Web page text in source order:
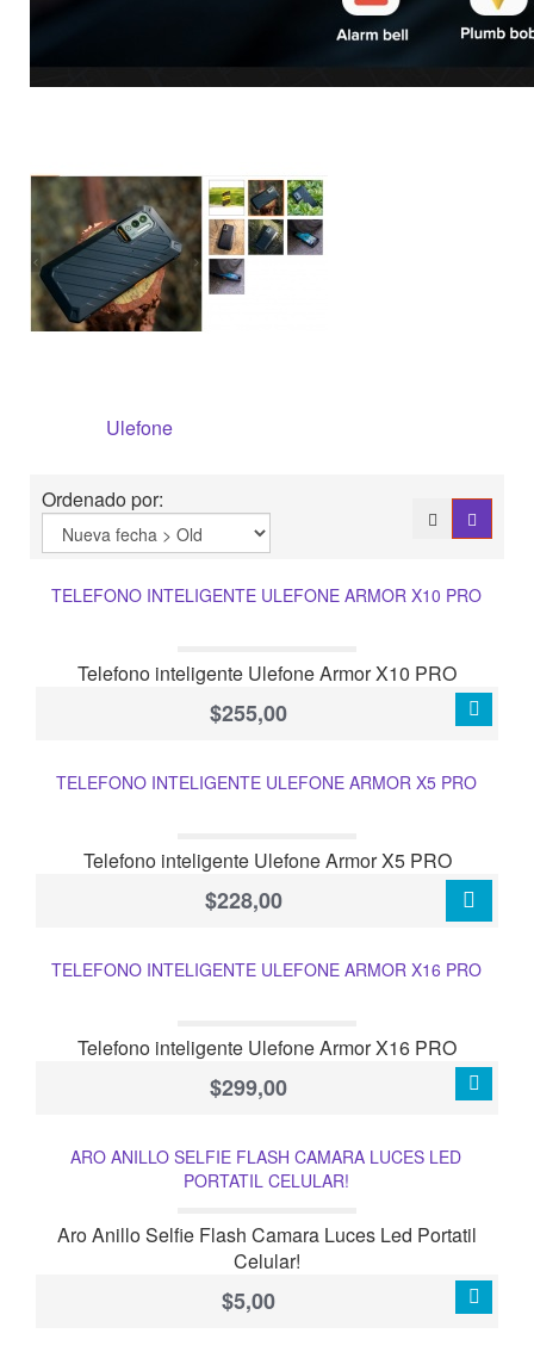
Ulefone
Ordenado por:
TELEFONO INTELIGENTE ULEFONE ARMOR X10 PRO
Telefono inteligente Ulefone Armor X10 PRO
$255,00
TELEFONO INTELIGENTE ULEFONE ARMOR X5 PRO
Telefono inteligente Ulefone Armor X5 PRO
$228,00
TELEFONO INTELIGENTE ULEFONE ARMOR X16 PRO
Telefono inteligente Ulefone Armor X16 PRO
$299,00
ARO ANILLO SELFIE FLASH CAMARA LUCES LED
PORTATIL CELULAR!
Aro Anillo Selfie Flash Camara Luces Led Portatil
Celular!
$5,00